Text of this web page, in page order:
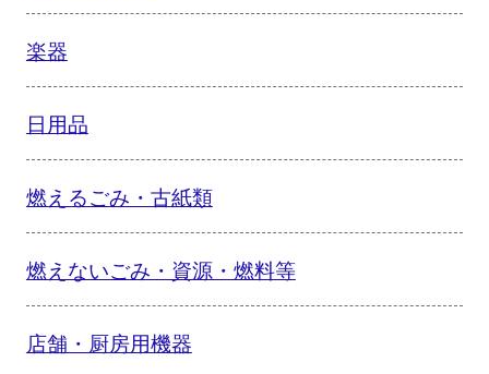
楽器
日用品
燃えるごみ・古紙類
燃えないごみ・資源・燃料等
店舗・厨房用機器